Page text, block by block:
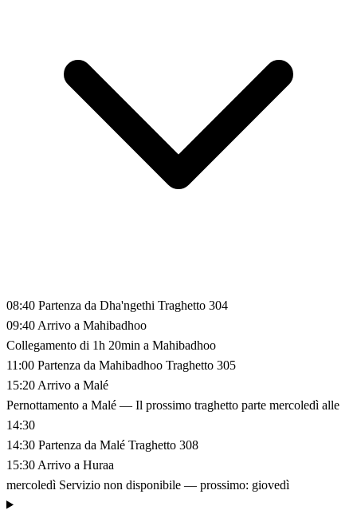
08:40 Partenza da Dha'ngethi Traghetto 304
09:40 Arrivo a Mahibadhoo
Collegamento di 1h 20min a Mahibadhoo
11:00 Partenza da Mahibadhoo Traghetto 305
15:20 Arrivo a Malé
Pernottamento a Malé — Il prossimo traghetto parte mercoledì alle
14:30
14:30 Partenza da Malé Traghetto 308
15:30 Arrivo a Huraa
mercoledì Servizio non disponibile — prossimo: giovedì